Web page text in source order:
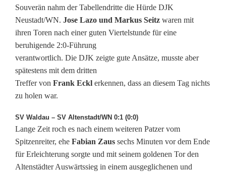
i
e
t
h
u
d
W
i
Souverän nahm der Tabellendritte die Hürde DJK
Neustadt/WN. Jose Lazo und Markus Seitz waren mit
ihren Toren nach einer guten Viertelstunde für eine
beruhigende 2:0-Führung
verantwortlich. Die DJK zeigte gute Ansätze, musste aber
spätestens mit dem dritten
Treffer von Frank Eckl erkennen, dass an diesem Tag nichts
zu holen war.
SV Waldau – SV Altenstadt/WN 0:1 (0:0)
Lange Zeit roch es nach einem weiteren Patzer vom
Spitzenreiter, ehe Fabian Zaus sechs Minuten vor dem Ende
für Erleichterung sorgte und mit seinem goldenen Tor den
Altenstädter Auswärtssieg in einem ausgeglichenen und